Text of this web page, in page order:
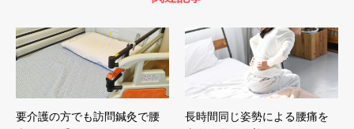
要介護の方でも訪問鍼灸で腰
長時間同じ姿勢による腰痛を